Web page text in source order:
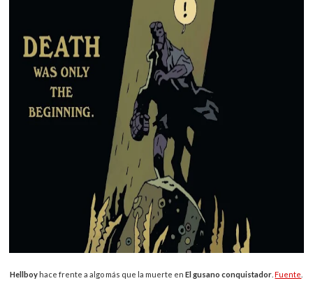
Hellboy hace frente a algo más que la muerte enEl gusano conquistador .Fuente